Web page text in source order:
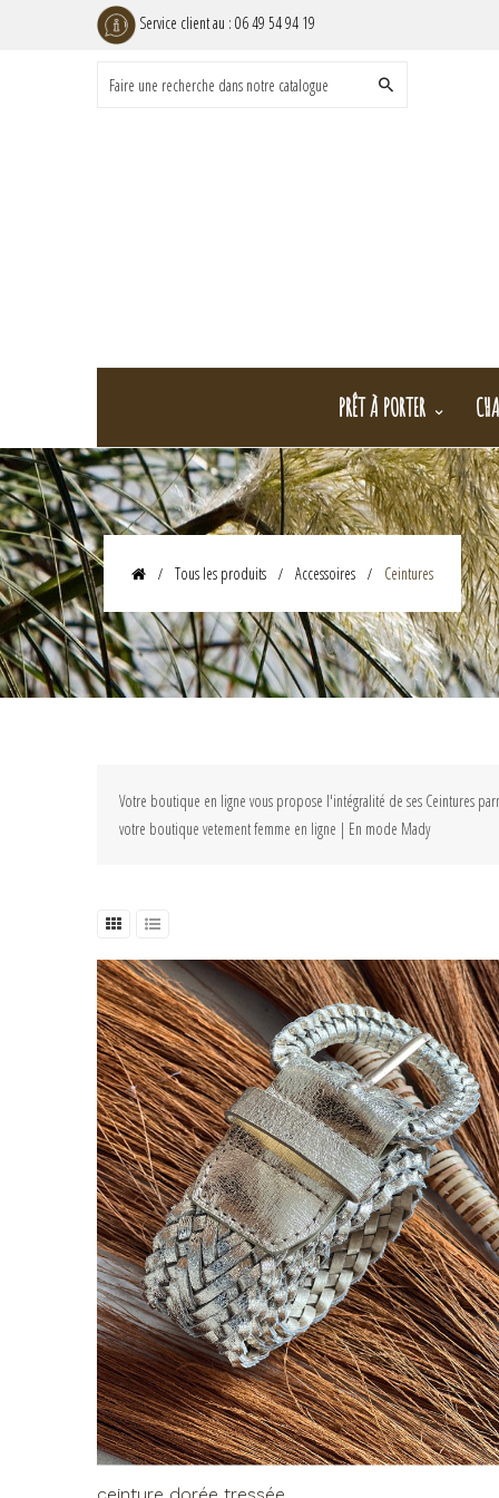
Service client au : 06 49 54 94 19
PRÊT À PORTER
Tous les produits Accessoires Ceintures
Votre boutique en ligne vous propose l'intégralité de ses Ceintures
votre boutique vetement femme en ligne | En mode Mady